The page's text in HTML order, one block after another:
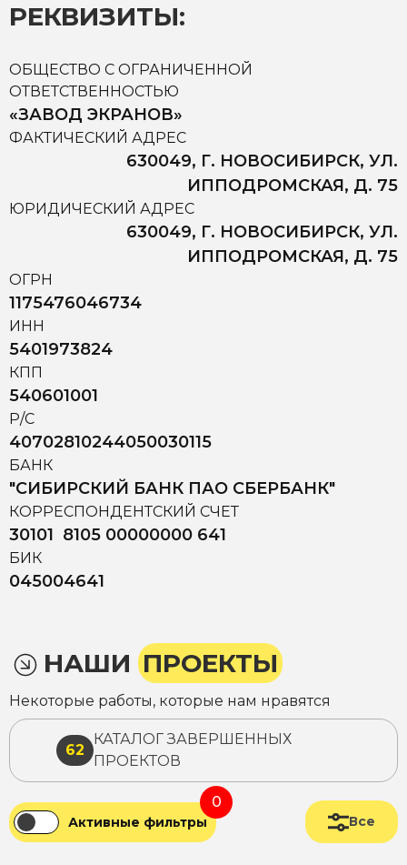
РЕКВИЗИТЫ:
ОБЩЕСТВО С ОГРАНИЧЕННОЙ
ОТВЕТСТВЕННОСТЬЮ
«ЗАВОД ЭКРАНОВ»
ФАКТИЧЕСКИЙ АДРЕС
630049, Г. НОВОСИБИРСК, УЛ.
ИППОДРОМСКАЯ, Д. 75
ЮРИДИЧЕСКИЙ АДРЕС
630049, Г. НОВОСИБИРСК, УЛ.
ИППОДРОМСКАЯ, Д. 75
ОГРН
1175476046734
ИНН
5401973824
КПП
540601001
Р/С
40702810244050030115
БАНК
"СИБИРСКИЙ БАНК ПАО СБЕРБАНК"
КОРРЕСПОНДЕНТСКИЙ СЧЕТ
30101 8105 00000000 641
БИК
045004641
НАШИ ПРОЕКТЫ
Некоторые работы, которые нам нравятся
62
КАТАЛОГ ЗАВЕРШЕННЫХ
ПРОЕКТОВ
Активные фильтры
0
Все